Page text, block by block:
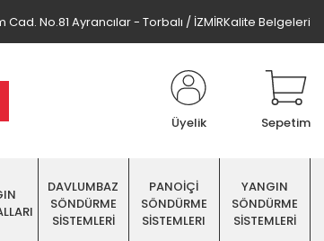
Cad. No.81 Ayrancılar - Torbalı / İZMİRKalite Belgeleri
Üyelik Sepetim
DAVLUMBAZ
SÖNDÜRME
SİSTEMLERİ
PANOİÇİ
SÖNDÜRME
SİSTEMLERI
YANGIN
SÖNDÜRME
SİSTEMLERİ